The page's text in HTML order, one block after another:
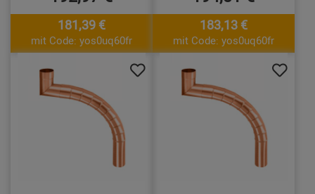
181,39 €
mit Code: yos0uq60fr
183,13 €
mit Code: yos0uq60fr